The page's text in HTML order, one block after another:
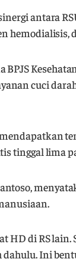
antara
BPJS
cuci
tinggal lima
HD di RS
Ini